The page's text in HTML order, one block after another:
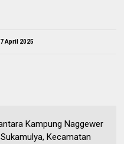
April 2025
Kampung Naggewer
Kecamatan